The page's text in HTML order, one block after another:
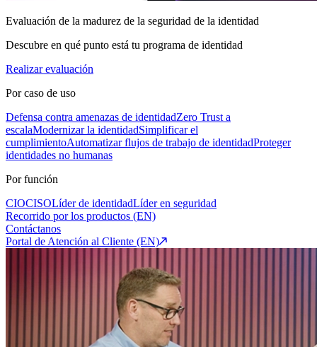
Evaluación de la madurez de la seguridad de la identidad
Descubre en qué punto está tu programa de identidad
Realizar evaluación
Por caso de uso
Defensa contra amenazas de identidadZero Trust a
escalaModernizar la identidadSimplificar el
cumplimientoAutomatizar flujos de trabajo de identidadProteger
identidades no humanas
Por función
CIOCISOLíder de identidadLíder en seguridad
Recorrido por los productos (EN)
Contáctanos
Portal de Atención al Cliente (EN)